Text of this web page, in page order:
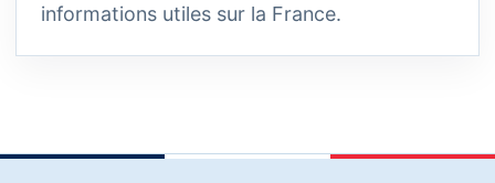
informations utiles sur la France.